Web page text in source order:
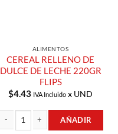
ALIMENTOS
CEREAL RELLENO DE
DULCE DE LECHE 220GR
FLIPS
$4.43 IVA Incluido x UND
AÑADIR